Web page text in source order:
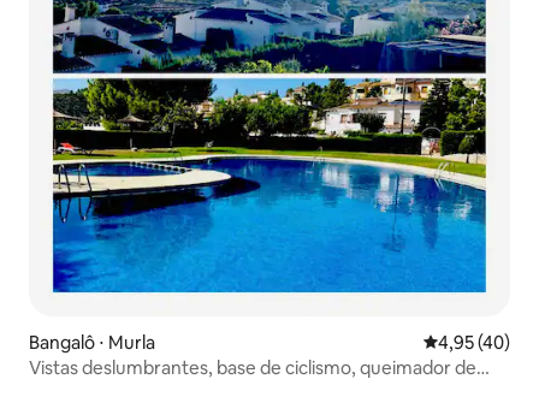
Bangalô ⋅ Murla 4,95 de uma
4,95 (40)
Vistas deslumbrantes, base de ciclismo, queimador de